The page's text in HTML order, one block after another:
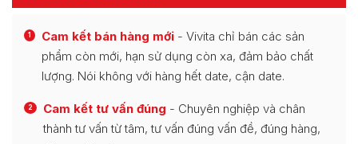
1 Cam kết bán hàng mới - Vivita chỉ bán các sản
phẩm còn mới, hạn sử dụng còn xa, đảm bảo chất
lượng. Nói không với hàng hết date, cận date.
2 Cam kết tư vấn đúng - Chuyên nghiệp và chân
thành tư vấn từ tâm, tư vấn đúng vấn đề, đúng hàng,